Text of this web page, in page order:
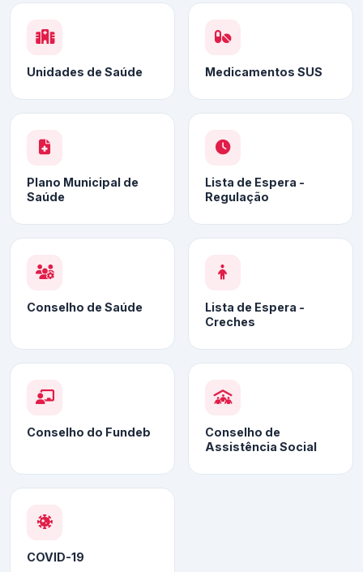
Unidades de Saúde Medicamentos SUS
Plano Municipal de
Saúde
Lista de Espera -
Regulação
Conselho de Saúde
Lista de Espera -
Creches
Conselho do Fundeb
Conselho de
Assistência Social
COVID-19